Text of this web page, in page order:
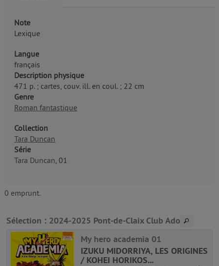
Note
Lexique
Langue
français
Description physique
471 p. ; cartes, couv. ill. en coul. ; 22 cm
Genre
Roman fantastique
Collection
Tara Duncan
Série
Tara Duncan, 01
0 emprunt.
Sélection : 2024-2025 Pont-de-Claix Club Ado
My hero academia 01
IZUKU MIDORRIYA, LES ORIGINES
/ KOHEI HORIKOS...